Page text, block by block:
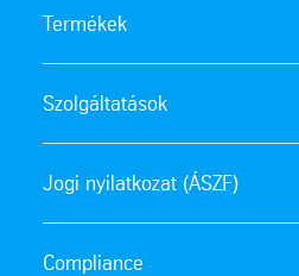
Termékek
Szolgáltatások
Jogi nyilatkozat (ÁSZF)
Compliance